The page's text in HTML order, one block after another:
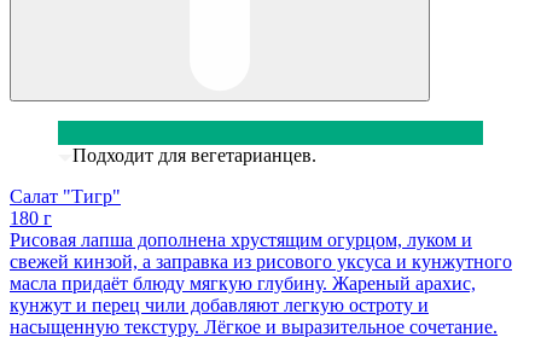
Подходит для вегетарианцев.
Салат "Тигр"
180 г
Рисовая лапша дополнена хрустящим огурцом, луком и
свежей кинзой, а заправка из рисового уксуса и кунжутного
масла придаёт блюду мягкую глубину. Жареный арахис,
кунжут и перец чили добавляют легкую остроту и
насыщенную текстуру. Лёгкое и выразительное сочетание.